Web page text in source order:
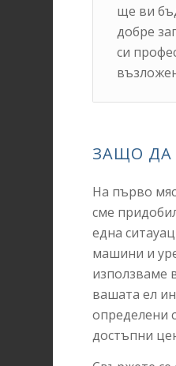
ще ви
добре
си
ЗАЩО ДА
На първо
сме
една
машини и
използваме
вашата ел
определени
достъпни